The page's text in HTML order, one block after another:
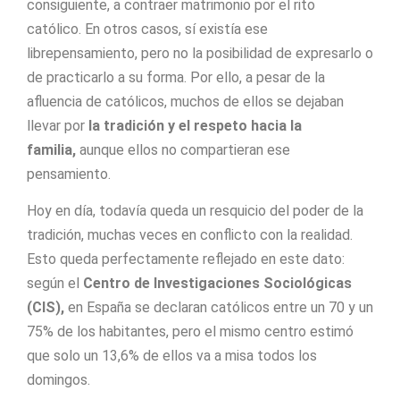
consiguiente, a contraer matrimonio por el rito
católico. En otros casos, sí existía ese
librepensamiento, pero no la posibilidad de expresarlo o
de practicarlo a su forma. Por ello, a pesar de la
afluencia de católicos, muchos de ellos se dejaban
llevar por la tradición y el respeto hacia la
familia, aunque ellos no compartieran ese
pensamiento.
Hoy en día, todavía queda un resquicio del poder de la
tradición, muchas veces en conflicto con la realidad.
Esto queda perfectamente reflejado en este dato:
según el Centro de Investigaciones Sociológicas
(CIS), en España se declaran católicos entre un 70 y un
75% de los habitantes, pero el mismo centro estimó
que solo un 13,6% de ellos va a misa todos los
domingos.